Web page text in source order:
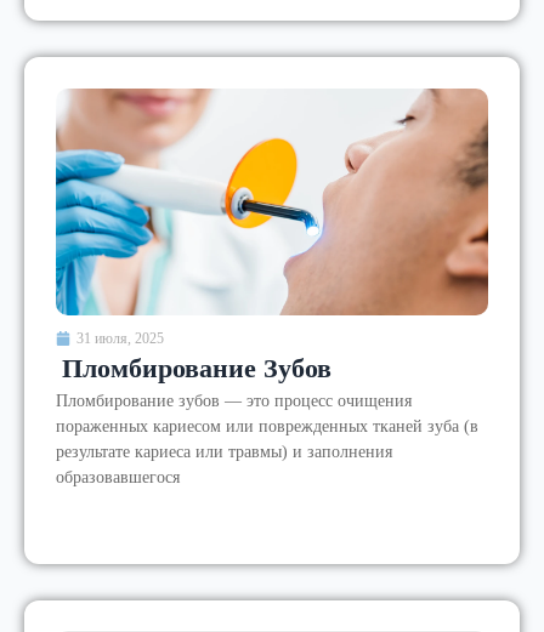
31 июля, 2025
Пломбирование Зубов
Пломбирование зубов — это процесс очищения
пораженных кариесом или поврежденных тканей зуба (в
результате кариеса или травмы) и заполнения
образовавшегося